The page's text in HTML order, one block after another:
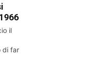
il
di far